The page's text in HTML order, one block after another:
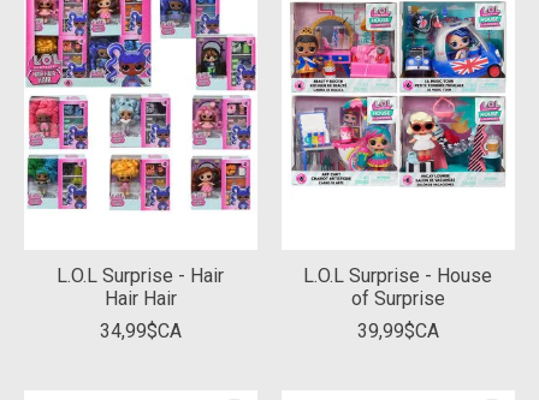
L.O.L Surprise - Hair
Hair Hair
34,99$CA
L.O.L Surprise - House
of Surprise
39,99$CA